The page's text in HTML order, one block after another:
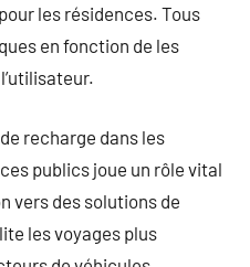
les résidences. Tous
en fonction de les
recharge dans les
publics joue un rôle vital
vers des solutions de
les voyages plus